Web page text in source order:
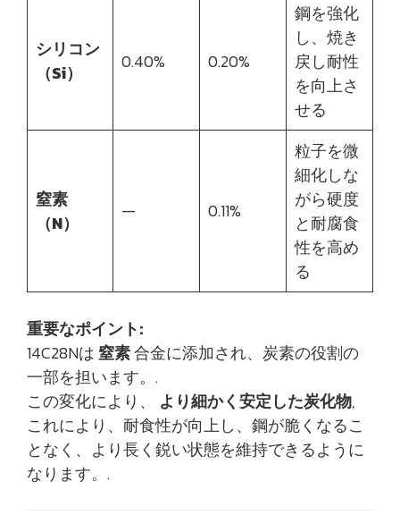
シリコン
（Si）
0.40% 0.20%
鋼を強化
し、焼き
戻し耐性
を向上さ
せる
窒素
（N）
— 0.11%
粒子を微
細化しな
がら硬度
と耐腐食
性を高め
る
重要なポイント:
14C28Nは窒素合金に添加され、炭素の役割の
一部を担います。.
この変化により、 より細かく安定した炭化物,
これにより、耐食性が向上し、鋼が脆くなるこ
となく、より長く鋭い状態を維持できるように
なります。.